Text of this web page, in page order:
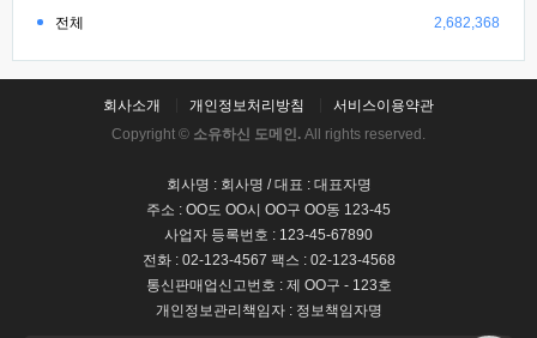
전체 2,682,368
회사소개 개인정보처리방침
서비스이용약관
Copyright © 소유하신 도메인. All rights reserved.
회사명 : 회사명 / 대표 : 대표자명
주소 : OO도 OO시 OO구 OO동 123-45
사업자 등록번호 : 123-45-67890
전화 : 02-123-4567 팩스 : 02-123-4568
통신판매업신고번호 : 제 OO구 - 123호
개인정보관리책임자 : 정보책임자명